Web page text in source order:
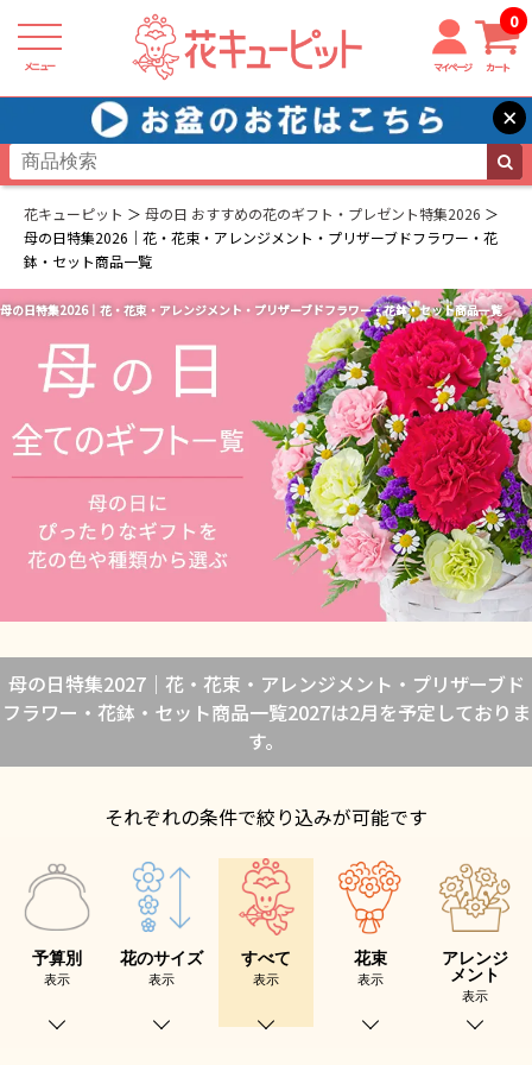
メニュー マイページ カート
0
×
花キューピット
母の日 おすすめの花のギフト・プレゼント特集2026
母の日特集2026｜花・花束・アレンジメント・プリザーブドフラワー・花
鉢・セット商品一覧
母の日特集2026｜花・花束・アレンジメント・プリザーブドフラワー・花鉢・セット商品一覧
母の日特集2027｜花・花束・アレンジメント・プリザーブド
フラワー・花鉢・セット商品一覧2027は2月を予定しておりま
す。
それぞれの条件で絞り込みが可能です
予算別
表示
花のサイズ
表示
すべて
表示
花束
表示
アレンジ
メント
表示